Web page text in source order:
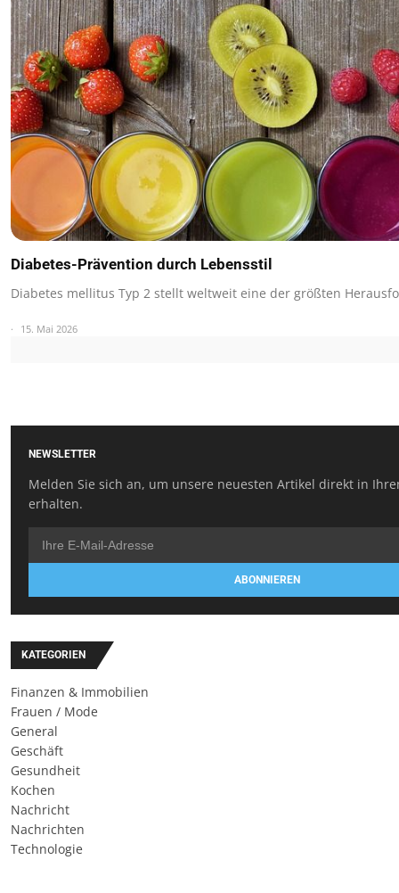
Diabetes-Prävention durch Lebensstil
Diabetes mellitus Typ 2 stellt weltweit eine der größten
15. Mai 2026
NEWSLETTER
Melden Sie sich an, um unsere neuesten Artikel direkt in
erhalten.
ABONNIEREN
KATEGORIEN
Finanzen & Immobilien
Frauen / Mode
General
Geschäft
Gesundheit
Kochen
Nachricht
Nachrichten
Technologie